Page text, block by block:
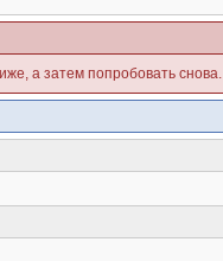
а затем попробовать снова.